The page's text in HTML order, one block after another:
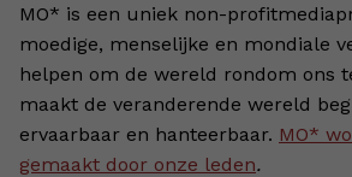
MO* is een uniek non-
moedige, menselijke en mondiale
helpen om de wereld rondom ons
maakt de veranderende wereld
ervaarbaar en hanteerbaar. MO*
gemaakt door onze leden.